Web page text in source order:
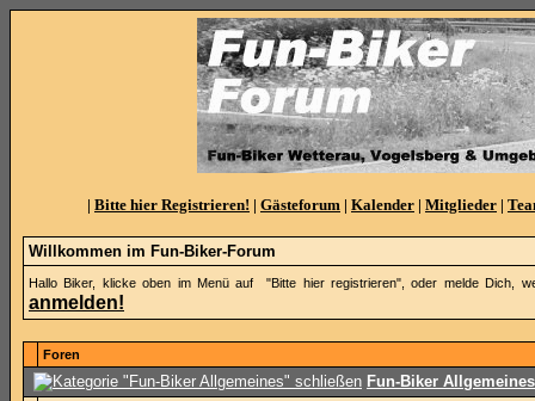
| Bitte hier Registrieren! | Gästeforum | Kalender | Mitglieder |
Willkommen im Fun-Biker-Forum
Hallo Biker, klicke oben im Menü auf "Bitte hier registrieren", oder melde Dich,
anmelden!
Foren
Fun-Biker Allgemeines